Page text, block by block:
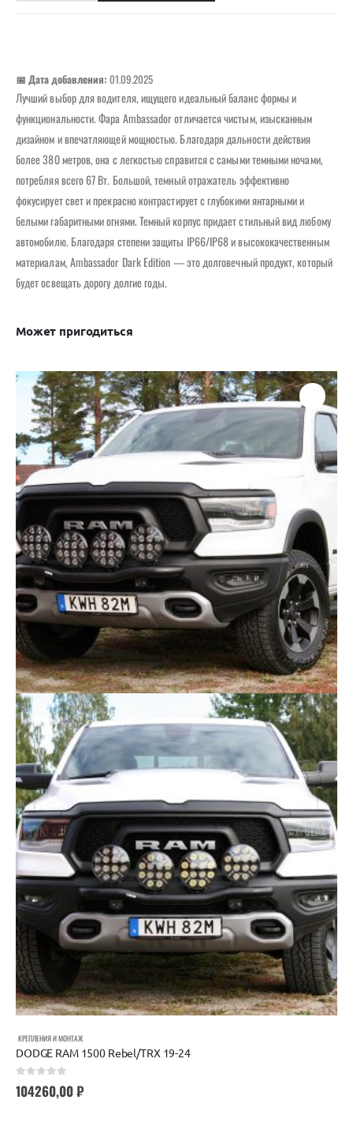
📅 Дата добавления: 01.09.2025
Лучший выбор для водителя, ищущего идеальный баланс формы и
функциональности. Фара Ambassador отличается чистым, изысканным
дизайном и впечатляющей мощностью. Благодаря дальности действия
более 380 метров, она с легкостью справится с самыми темными ночами,
потребляя всего 67 Вт. Большой, темный отражатель эффективно
фокусирует свет и прекрасно контрастирует с глубокими янтарными и
белыми габаритными огнями. Темный корпус придает стильный вид любому
автомобилю. Благодаря степени защиты IP66/IP68 и высококачественным
материалам, Ambassador Dark Edition — это долговечный продукт, который
будет освещать дорогу долгие годы.
Может пригодиться
КРЕПЛЕНИЯ И МОНТАЖ
DODGE RAM 1500 Rebel/TRX 19-24
104260,00₽